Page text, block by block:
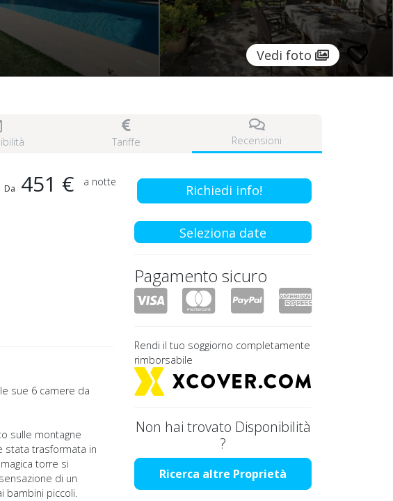
Vedi foto
Tariffe Recensioni
Da 451 € a notte
Richiedi info!
sue 6 camere da
sulle montagne
stata trasformata in
torre si
di un
bambini piccoli.
Seleziona date
Pagamento sicuro
Rendi il tuo soggiorno completamente
rimborsabile
Non hai trovato Disponibilità
?
Ricerca altre Proprietà